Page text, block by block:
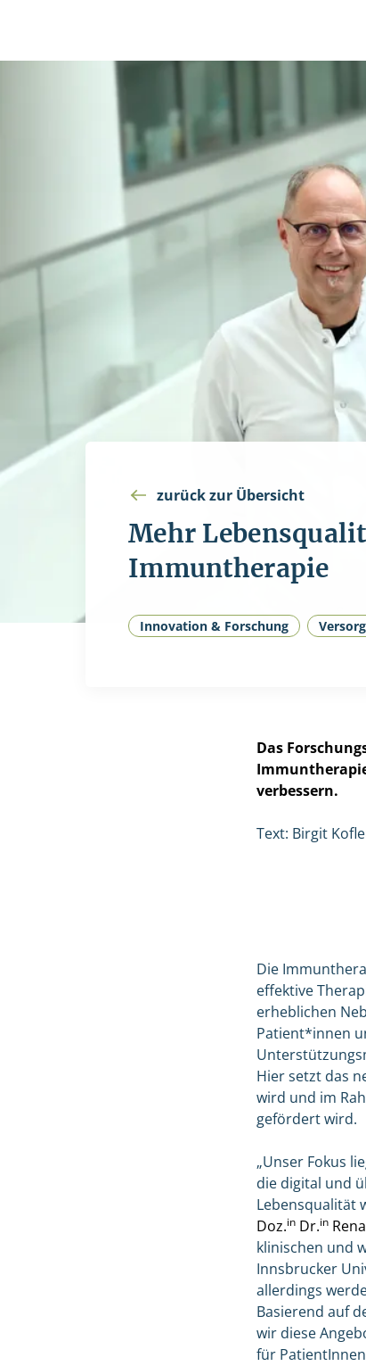
zurück zur Übersicht
Mehr
Immuntherapie
Innovation & Forschung
Das
verbessern.
Text: Birgit
Die
effektive
erheblichen
Patient*innen
Hier setzt das
wird und im
gefördert wird.
„Unser Fokus
die digital und
Lebensqualität
Doz.in Dr.in
klinischen und
Innsbrucker
allerdings
Basierend auf
wir diese
für